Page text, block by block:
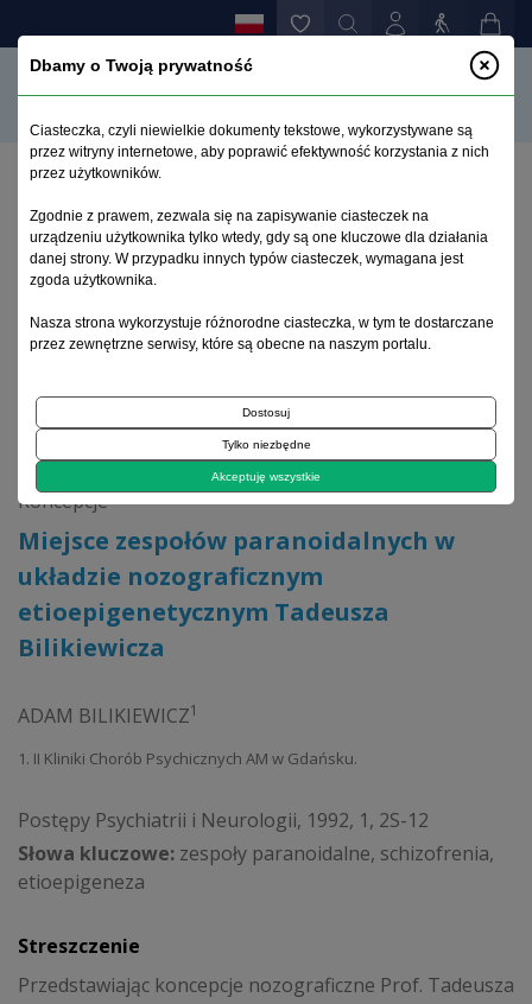
Miejsce zespołów paranoidalnych w układzie
nozograficznym etioepigenetycznym Tadeusza
Bilikiewicza
Archiwum 1992–2014
1992, tom 1, zeszyt 1
Koncepcje
Miejsce zespołów paranoidalnych w
układzie nozograficznym
etioepigenetycznym Tadeusza
Bilikiewicza
ADAM BILIKIEWICZ1
1. II Kliniki Chorób Psychicznych AM w Gdańsku.
Postępy Psychiatrii i Neurologii, 1992, 1, 2S-12
Słowa kluczowe: zespoły paranoidalne, schizofrenia,
etioepigeneza
Streszczenie
Przedstawiając koncepcje nozograficzne Prof. Tadeusza
Dbamy o Twoją prywatność
Ciasteczka, czyli niewielkie dokumenty tekstowe, wykorzystywane są
przez witryny internetowe, aby poprawić efektywność korzystania z nich
przez użytkowników.
Zgodnie z prawem, zezwala się na zapisywanie ciasteczek na
urządzeniu użytkownika tylko wtedy, gdy są one kluczowe dla działania
danej strony. W przypadku innych typów ciasteczek, wymagana jest
zgoda użytkownika.
Nasza strona wykorzystuje różnorodne ciasteczka, w tym te dostarczane
przez zewnętrzne serwisy, które są obecne na naszym portalu.
Dostosuj
Tylko niezbędne
Akceptuję wszystkie